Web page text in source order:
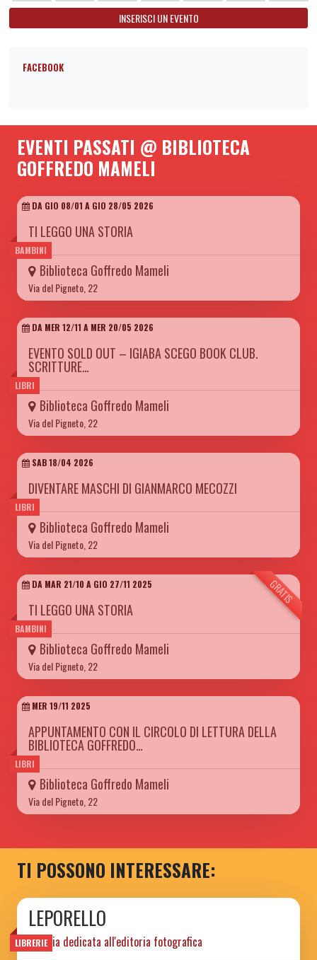
INSERISCI UN EVENTO
FACEBOOK
EVENTI PASSATI @ BIBLIOTECA
GOFFREDO MAMELI
BAMBINI
DA GIO 08/01 A GIO 28/05 2026
TI LEGGO UNA STORIA
Biblioteca Goffredo Mameli
Via del Pigneto, 22
LIBRI
DA MER 12/11 A MER 20/05 2026
EVENTO SOLD OUT – IGIABA SCEGO BOOK CLUB.
SCRITTURE…
Biblioteca Goffredo Mameli
Via del Pigneto, 22
LIBRI
SAB 18/04 2026
DIVENTARE MASCHI DI GIANMARCO MECOZZI
Biblioteca Goffredo Mameli
Via del Pigneto, 22
BAMBINI
GRATIS
DA MAR 21/10 A GIO 27/11 2025
TI LEGGO UNA STORIA
Biblioteca Goffredo Mameli
Via del Pigneto, 22
LIBRI
MER 19/11 2025
APPUNTAMENTO CON IL CIRCOLO DI LETTURA DELLA
BIBLIOTECA GOFFREDO…
Biblioteca Goffredo Mameli
Via del Pigneto, 22
TI POSSONO INTERESSARE:
LIBRERIE
LEPORELLO
libreria dedicata all'editoria fotografica